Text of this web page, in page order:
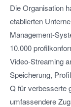
Die Organisation
etablierten
Management-
10.000
Video-Streaming
Speicherung,
Q für verbesserte
umfassendere